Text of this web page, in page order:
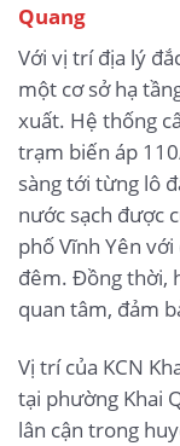
Quang
Với vị trí địa lý
một cơ sở hạ
xuất. Hệ thống
trạm biến áp
sàng tới từng lô
nước sạch được
phố Vĩnh Yên
đêm. Đồng thời,
quan tâm, đảm
Vị trí của KCN
tại phường Khai
lân cận trong